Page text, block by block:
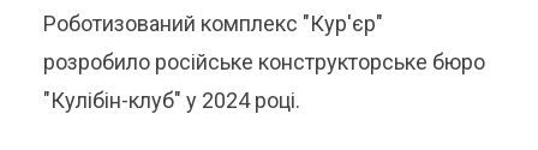
Роботизований комплекс "Кур'єр"
розробило російське конструкторське бюро
"Кулібін-клуб" у 2024 році.